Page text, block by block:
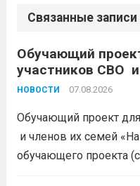
Связанные записи
Обучающий
участников СВО и членов их семей «Наше
дело»
НОВОСТИ 07.08.2026
Обучающий проект
и членов их семей
обучающего